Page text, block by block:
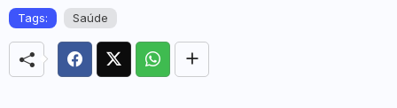
Tags: Saúde